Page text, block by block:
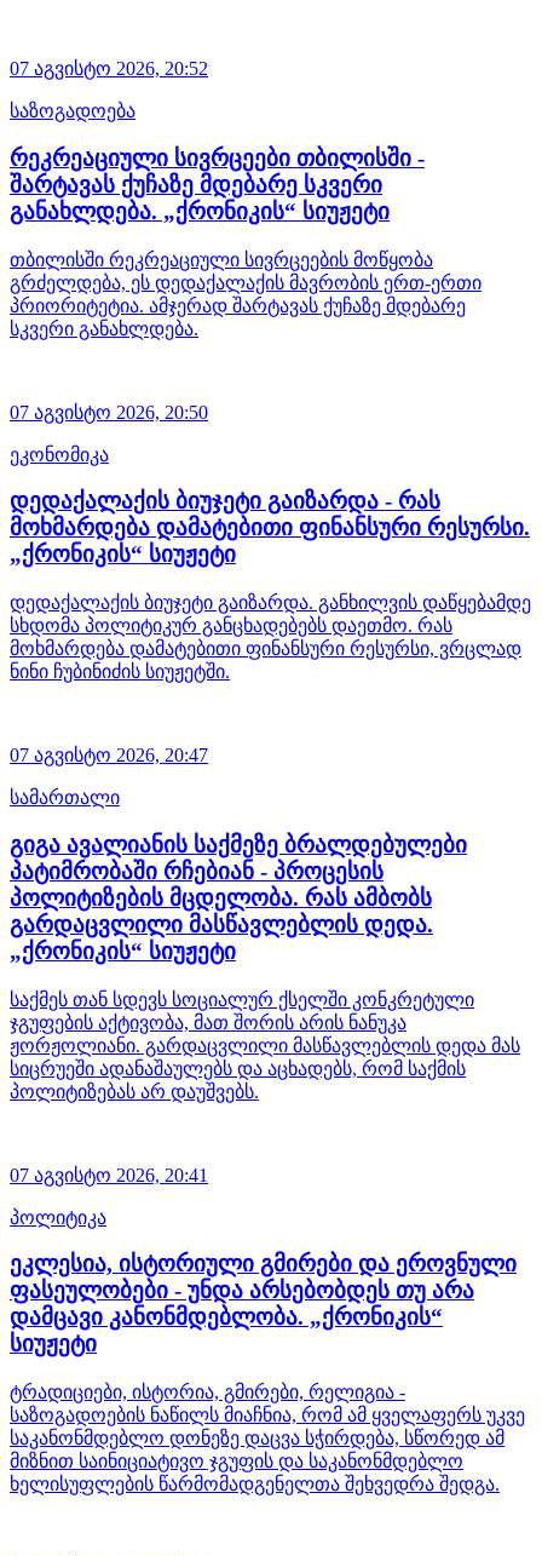
07 აგვისტო 2026, 20:52
საზოგადოება
რეკრეაციული სივრცეები თბილისში -
შარტავას ქუჩაზე მდებარე სკვერი
განახლდება. „ქრონიკის“ სიუჟეტი
თბილისში რეკრეაციული სივრცეების მოწყობა
გრძელდება, ეს დედაქალაქის მავრობის ერთ-ერთი
პრიორიტეტია. ამჯერად შარტავას ქუჩაზე მდებარე
სკვერი განახლდება.
07 აგვისტო 2026, 20:50
ეკონომიკა
დედაქალაქის ბიუჯეტი გაიზარდა - რას
მოხმარდება დამატებითი ფინანსური რესურსი.
„ქრონიკის“ სიუჟეტი
დედაქალაქის ბიუჯეტი გაიზარდა. განხილვის დაწყებამდე
სხდომა პოლიტიკურ განცხადებებს დაეთმო. რას
მოხმარდება დამატებითი ფინანსური რესურსი, ვრცლად
ნინი ჩუბინიძის სიუჟეტში.
07 აგვისტო 2026, 20:47
სამართალი
გიგა ავალიანის საქმეზე ბრალდებულები
პატიმრობაში რჩებიან - პროცესის
პოლიტიზების მცდელობა. რას ამბობს
გარდაცვლილი მასწავლებლის დედა.
„ქრონიკის“ სიუჟეტი
საქმეს თან სდევს სოციალურ ქსელში კონკრეტული
ჯგუფების აქტივობა, მათ შორის არის ნანუკა
ჟორჟოლიანი. გარდაცვლილი მასწავლებლის დედა მას
სიცრუეში ადანაშაულებს და აცხადებს, რომ საქმის
პოლიტიზებას არ დაუშვებს.
07 აგვისტო 2026, 20:41
პოლიტიკა
ეკლესია, ისტორიული გმირები და ეროვნული
ფასეულობები - უნდა არსებობდეს თუ არა
დამცავი კანონმდებლობა. „ქრონიკის“
სიუჟეტი
ტრადიციები, ისტორია, გმირები, რელიგია -
საზოგადოების ნაწილს მიაჩნია, რომ ამ ყველაფერს უკვე
საკანონმდებლო დონეზე დაცვა სჭირდება, სწორედ ამ
მიზნით საინიციატივო ჯგუფის და საკანონმდებლო
ხელისუფლების წარმომადგენელთა შეხვედრა შედგა.